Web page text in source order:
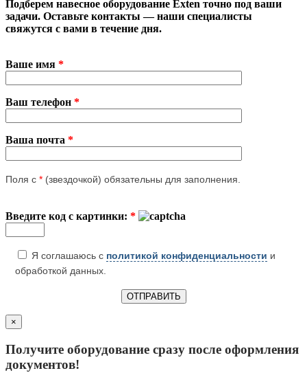
Подберем навесное оборудование Exten точно под ваши
задачи. Оставьте контакты — наши специалисты
свяжутся с вами в течение дня.
Ваше имя *
Ваш телефон *
Ваша почта *
Поля с * (звездочкой) обязательны для заполнения.
Введите код с картинки: *
Я соглашаюсь с политикой конфиденциальности и
обработкой данных.
×
Получите оборудование сразу после оформления
документов!